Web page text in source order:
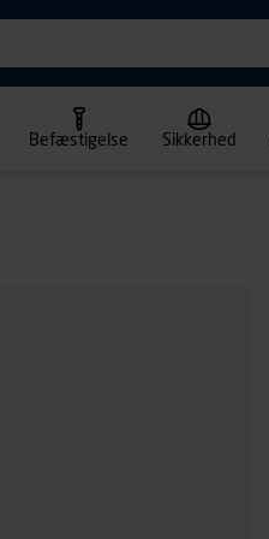
Befæstigelse Sikkerhed